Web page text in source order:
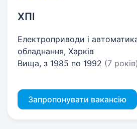
ХПІ
Електроприводи і
обладнання, Харків
Вища, з 1985 по 1992 (7 років)
Запропонувати вакансію